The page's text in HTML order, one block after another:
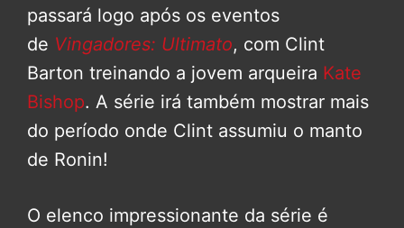
passará logo após os eventos
de Vingadores: Ultimato, com Clint
Barton treinando a jovem arqueira Kate
Bishop. A série irá também mostrar mais
do período onde Clint assumiu o manto
de Ronin!
O elenco impressionante da série é